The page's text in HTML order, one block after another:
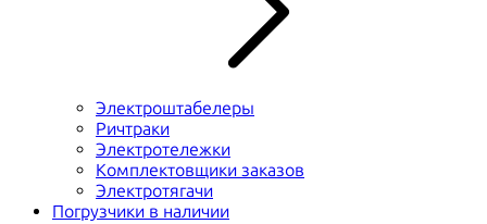
Электроштабелеры
Ричтраки
Электротележки
Комплектовщики заказов
Электротягачи
Погрузчики в наличии